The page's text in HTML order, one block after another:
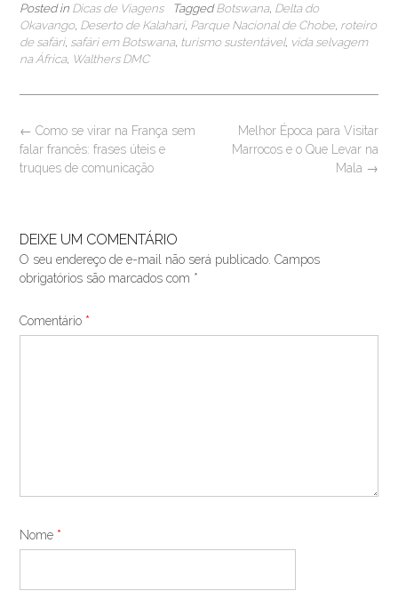
Posted in Dicas de Viagens TaggedBotswana, Delta do
Okavango, Deserto de Kalahari, Parque Nacional de Chobe, roteiro
de safári, safári em Botswana, turismo sustentável, vida selvagem
na África, Walthers DMC
Post
navigation
Melhor Época para Visitar
Marrocos e o Que Levar na
Mala →
← Como se virar na França sem
falar francês: frases úteis e
truques de comunicação
DEIXE UM COMENTÁRIO
O seu endereço de e-mail não será publicado. Campos
obrigatórios são marcados com *
Comentário *
Nome *